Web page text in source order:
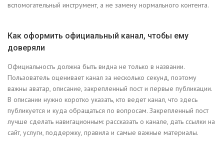
вспомогательный инструмент, а не замену нормального контента.
Как оформить официальный канал, чтобы ему
доверяли
Официальность должна быть видна не только в названии.
Пользователь оценивает канал за несколько секунд, поэтому
важны аватар, описание, закрепленный пост и первые публикации.
В описании нужно коротко указать, кто ведет канал, что здесь
публикуется и куда обращаться по вопросам. Закрепленный пост
лучше сделать навигационным: рассказать о канале, дать ссылки на
сайт, услуги, поддержку, правила и самые важные материалы.